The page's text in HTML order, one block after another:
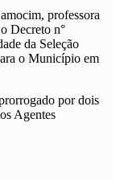
professora
Decreto n°
da Seleção
o Município em
por dois
Agentes